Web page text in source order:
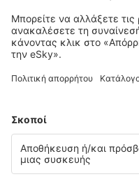
Διακοπές
Διαμονή
Πτήση+Ξενοδοχείο
Ξενοδοχεία
Μεταφορές
Αξιοθέατα
Αθλητικά γεγονότα